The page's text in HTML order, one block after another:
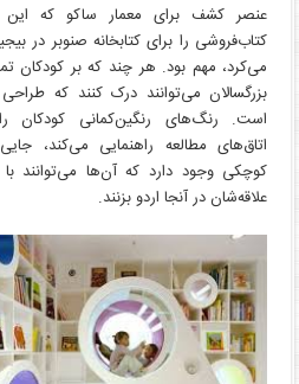
عنصر کشف برای معمار ساکو که این
کتاب‌فروشی را برای کتابخانه صنوبر در
می‌کرد، مهم بود. هر چند که بر کودکان
بزرگسالان می‌توانند درک کنند که
است. رنگ‌های رنگین‌کمانی کودکان
اتاق‌های مطالعه راهنمایی می‌کند،
کوچکی وجود دارد که آن‌ها می‌توانند
علاقه‌شان در آنجا اردو بزنند.